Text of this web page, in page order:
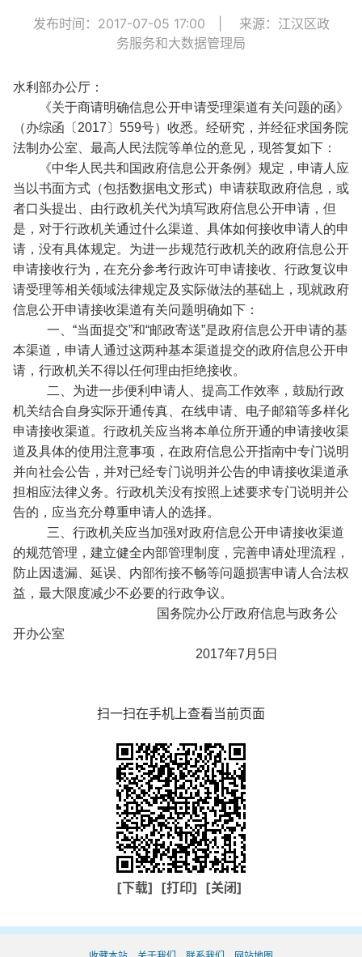
发布时间：2017-07-05 17:00
来源：江汉区政
务服务和大数据管理局
水利部办公厅：
《关于商请明确信息公开申请受理渠道有关问题的函》
（办综函〔2017〕559号）收悉。经研究，并经征求国务院
法制办公室、最高人民法院等单位的意见，现答复如下：
《中华人民共和国政府信息公开条例》规定，申请人应
当以书面方式（包括数据电文形式）申请获取政府信息，或
者口头提出、由行政机关代为填写政府信息公开申请，但
是，对于行政机关通过什么渠道、具体如何接收申请人的申
请，没有具体规定。为进一步规范行政机关的政府信息公开
申请接收行为，在充分参考行政许可申请接收、行政复议申
请受理等相关领域法律规定及实际做法的基础上，现就政府
信息公开申请接收渠道有关问题明确如下：
一、“当面提交”和“邮政寄送”是政府信息公开申请的基
本渠道，申请人通过这两种基本渠道提交的政府信息公开申
请，行政机关不得以任何理由拒绝接收。
二、为进一步便利申请人、提高工作效率，鼓励行政
机关结合自身实际开通传真、在线申请、电子邮箱等多样化
申请接收渠道。行政机关应当将本单位所开通的申请接收渠
道及具体的使用注意事项，在政府信息公开指南中专门说明
并向社会公告，并对已经专门说明并公告的申请接收渠道承
担相应法律义务。行政机关没有按照上述要求专门说明并公
告的，应当充分尊重申请人的选择。
三、行政机关应当加强对政府信息公开申请接收渠道
的规范管理，建立健全内部管理制度，完善申请处理流程，
防止因遗漏、延误、内部衔接不畅等问题损害申请人合法权
益，最大限度减少不必要的行政争议。
国务院办公厅政府信息与政务公
开办公室
2017年7月5日
扫一扫在手机上查看当前页面
[下载] [打印] [关闭]